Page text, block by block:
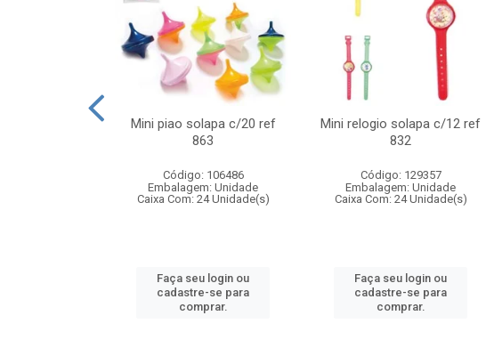
Mini piao solapa c/20 ref
863
Código: 106486
Embalagem: Unidade
Caixa Com: 24 Unidade(s)
Faça seu login ou
cadastre-se para
comprar.
Mini relogio solapa c/12 ref
832
Código: 129357
Embalagem: Unidade
Caixa Com: 24 Unidade(s)
Faça seu login ou
cadastre-se para
comprar.